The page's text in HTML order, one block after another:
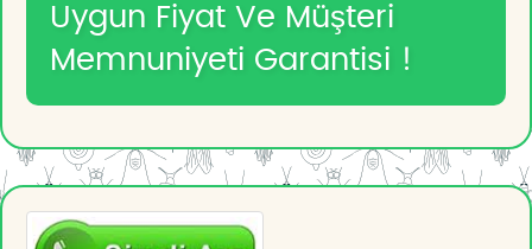
Uygun Fiyat Ve Müşteri
Memnuniyeti Garantisi !